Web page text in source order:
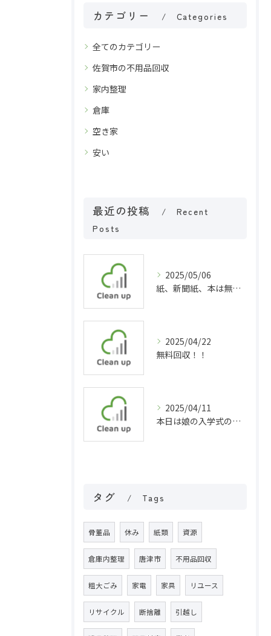
カテゴリー Categories
全てのカテゴリー
佐賀市の不用品回収
家内整理
倉庫
空き家
安い
最近の投稿
Recent
Posts
2025/05/06
紙、新聞紙、本は無料回収！
2025/04/22
無料回収！！
2025/04/11
本日は娘の入学式の為お休みしました( ´∀｀)
タグ Tags
骨董品 休み 紙類 資源
倉庫内整理 唐津市 不用品回収
粗大ごみ 家電 家具 リユース
リサイクル 断捨離 引越し